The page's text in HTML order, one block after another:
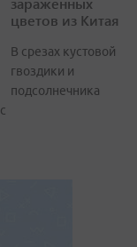
цветов из Китая
В срезах кустовой
гвоздики и
подсолнечника